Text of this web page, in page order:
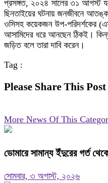
প্রসঙ্গত, ২০২৪ সালের ৩১ আগস্ট
ছিনতাইয়ের ঘটনায় জনজীবনে আতঙ্ক
ওসিসহ কয়েকজন উপ-পরিদর্শকের
আসামিদের ধরে আনছেন ঠিকই।
জড়িত বলে তারা দাবি করেন।
Tag :
Please Share This
More News Of This
ডোমারে সামান্য ইঁদুরের গর্ত
সোমবার, ৩ অগাস্ট, ২০২৬